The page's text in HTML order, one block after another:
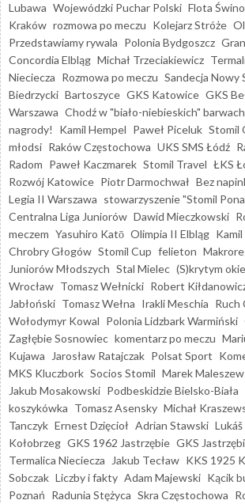
Lubawa Wojewódzki Puchar Polski Flota
Kraków rozmowa po meczu Kolejarz Stróże
Przedstawiamy rywala Polonia Bydgoszcz
Concordia Elbląg Michał Trzeciakiewicz
Nieciecza Rozmowa po meczu Sandecja Nowy
Biedrzycki Bartoszyce GKS Katowice GKS
Warszawa Chodź w "biało-niebieskich"
nagrody!
Kamil Hempel Paweł Piceluk Stomil
młodsi Raków Częstochowa UKS SMS Łódź
Radom Paweł Kaczmarek Stomil Travel ŁKS
Rozwój Katowice Piotr Darmochwał Bez
Legia II Warszawa stowarzyszenie "Stomil
Centralna Liga Juniorów Dawid Mieczkowski
meczem Yasuhiro Katō Olimpia II Elbląg
Chrobry Głogów Stomil Cup felieton
Juniorów Młodszych Stal Mielec (S)krytym
Wrocław Tomasz Wełnicki Robert
Jabłoński Tomasz Wełna Irakli Meschia Ruch
Wołodymyr Kowal Polonia Lidzbark Warmiński
Zagłębie Sosnowiec komentarz po meczu
Kujawa
Jarosław Ratajczak Polsat Sport
MKS Kluczbork Socios Stomil Marek
Jakub Mosakowski Podbeskidzie Bielsko-Biała
koszykówka Tomasz Asensky Michał
Tanczyk Ernest Dzięcioł Adrian Stawski
Kołobrzeg GKS 1962 Jastrzębie GKS
Termalica Nieciecza
Jakub Tecław KKS 1925
Sobczak Liczby i fakty Adam Majewski Kącik
Poznań Radunia Stężyca Skra Częstochowa